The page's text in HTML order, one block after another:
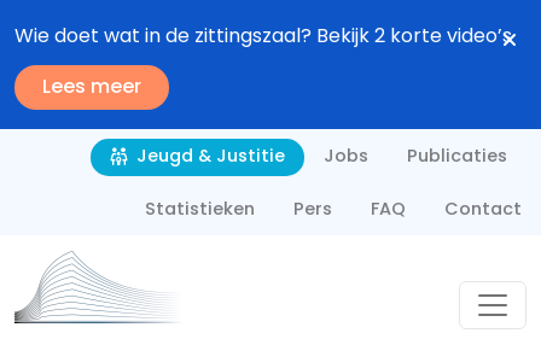
Wie doet wat in de zittingszaal? Bekijk 2 korte video’s
Lees meer
Second navigation
Jeugd & Justitie Jobs Publicaties
Statistieken Pers FAQ Contact